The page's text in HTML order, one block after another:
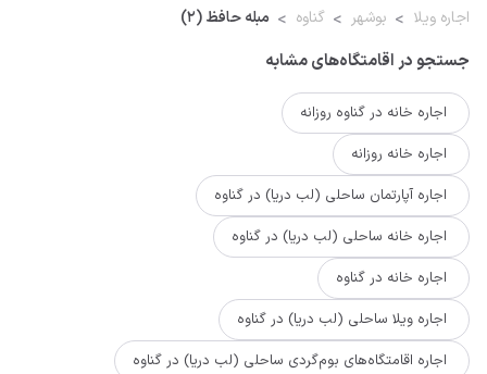
اجاره ویلا بوشهر گناوه مبله حافظ (2)
جستجو در اقامتگاه‌های مشابه
اجاره خانه در گناوه روزانه
اجاره خانه روزانه
اجاره آپارتمان ساحلی (لب دریا) در گناوه
اجاره خانه ساحلی (لب دریا) در گناوه
اجاره خانه در گناوه
اجاره ویلا ساحلی (لب دریا) در گناوه
اجاره اقامتگاه‌های بوم‌گردی ساحلی (لب دریا) در گناوه